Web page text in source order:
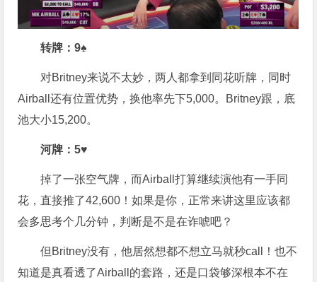
转牌：9♠
对Britney来说不太妙，两人都拿到同花听牌，同时
Airball还有位置优势，换他率先下5,000。Britney跟，底
池大小15,200。
河牌：5♥
掉了一张空气牌，而Airball打算继续演他有一手同
花，直接推了42,600！如果是你，正常来讲这里应该都
会多思考个几分钟，判断是不是在诈唬吧？
但Britney没有，他居然想都不想立马就秒call！也不
知道是真看透了Airball的套路，还是口袋够深根本不在